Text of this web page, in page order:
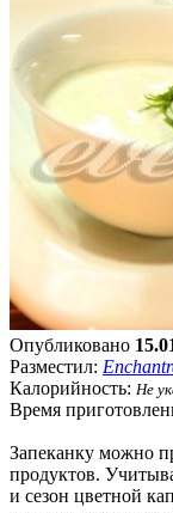
Опубликовано
Разместил:
Калорийность: Не
Время
Запеканку можно
продуктов.
и сезон цветной